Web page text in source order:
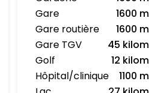
Gare
1600
Gare routière
1600
Gare TGV
45
Golf
12
Hôpital/clinique
1100